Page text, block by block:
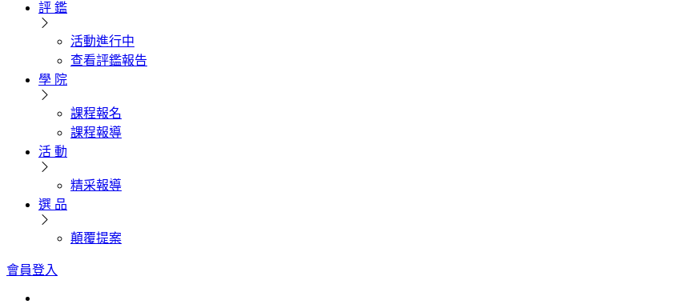
評 鑑
活動進行中
查看評鑑報告
學 院
課程報名
課程報導
活 動
精采報導
選 品
顛覆提案
會員登入